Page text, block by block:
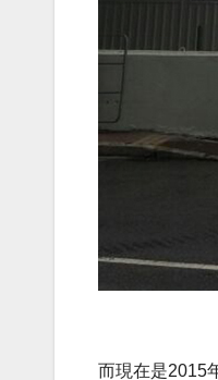
而現在是2015